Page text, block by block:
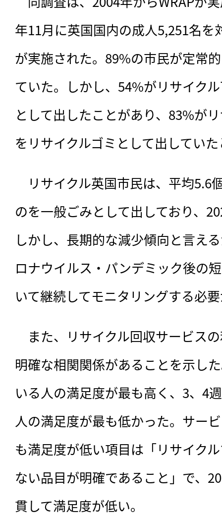
年11月に英国国内の成人5,251名
が実施された。89%の市民が定常
ていた。しかし、54%がリサイク
として出したことがあり、83%が
をリサイクルゴミとして出してい
リサイクル英国市民は、平均5.6
のを一般ごみとして出しており、
しかし、長期的な減少傾向と言え
ロナウイルス・パンデミック後の
いて継続してモニタリングする必
また、リサイクル回収サービス
明確な相関関係があることを示し
いる人の満足度が最も高く、3、4
人の満足度が最も低かった。サー
も満足度が低い項目は「リサイク
ない品目が明確であること」で、
貫して満足度が低い。